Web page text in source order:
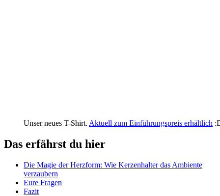
Unser neues T-Shirt. Aktuell zum Einführungspreis erhältlich
Das erfährst du hier
Die Magie der Herzform: Wie Kerzenhalter das Ambiente
verzaubern
Eure Fragen
Fazit